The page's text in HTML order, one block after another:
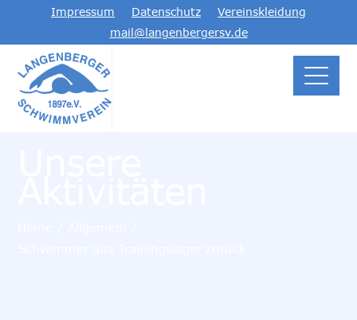
Impressum Datenschutz
Vereinskleidung
mail@langenbergersv.de